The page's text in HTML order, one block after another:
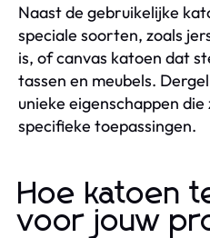
Naast de gebruikelijke
speciale soorten, zoals
is, of canvas katoen dat
tassen en meubels.
unieke eigenschappen
specifieke toepassingen.
Hoe katoen
voor jouw